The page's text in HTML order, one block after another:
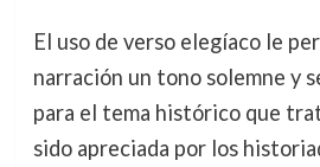
El uso de verso elegíaco le
narración un tono solemne y
para el tema histórico que
sido apreciada por los